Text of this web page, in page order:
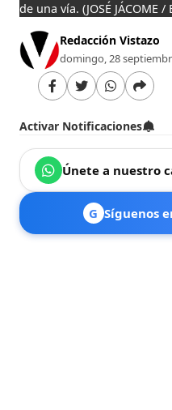
de una vía. (JOSÉ JÁCOME /
Redacción Vistazo
domingo, 28
Activar Notificaciones
Únete a nuestro
G Síguenos